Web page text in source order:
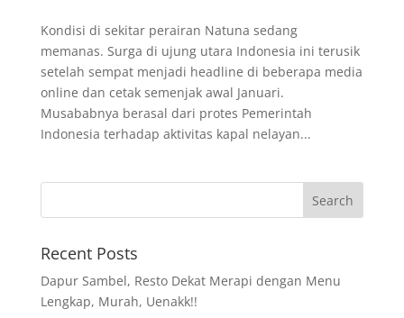
Kondisi di sekitar perairan Natuna sedang
memanas. Surga di ujung utara Indonesia ini terusik
setelah sempat menjadi headline di beberapa media
online dan cetak semenjak awal Januari.
Musababnya berasal dari protes Pemerintah
Indonesia terhadap aktivitas kapal nelayan...
Recent Posts
Dapur Sambel, Resto Dekat Merapi dengan Menu
Lengkap, Murah, Uenakk!!